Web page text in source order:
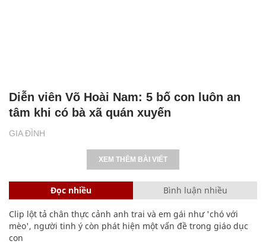
GIA ĐÌNH
Diễn viên Võ Hoài Nam: 5 bố con luôn an
tâm khi có bà xã quán xuyến
XEM THÊM BÀI VIẾT
Đọc nhiều Bình luận nhiều
Clip lột tả chân thực cảnh anh trai và em gái như 'chó với
mèo', người tinh ý còn phát hiện một vấn đề trong giáo dục
con